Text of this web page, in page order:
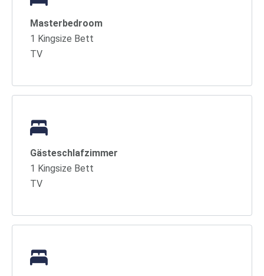
Masterbedroom
1 Kingsize Bett
TV
Gästeschlafzimmer
1 Kingsize Bett
TV